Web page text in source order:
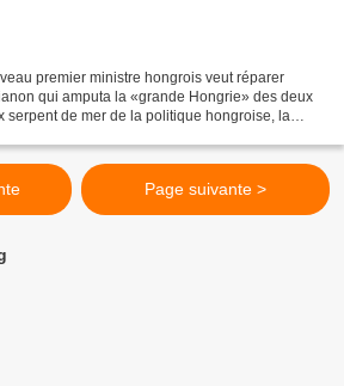
premier ministre hongrois veut réparer
qui amputa la «grande Hongrie» des deux
serpent de mer de la politique hongroise, la
Page suivante >